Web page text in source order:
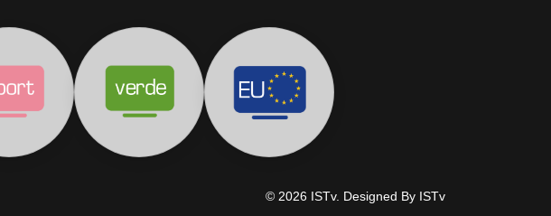
© 2026 ISTv. Designed By ISTv